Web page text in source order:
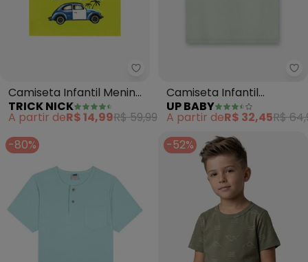
Trick Nick - Camiseta Infantil
Camiseta Infantil Menino
(Verde)
TRICK NICK
A partir deR$ 14,99R$ 59,99
Camiseta Infantil
Masculina Algodão
(Verde)
UP BABY
A partir deR$ 32,45R$
-80%
-52%